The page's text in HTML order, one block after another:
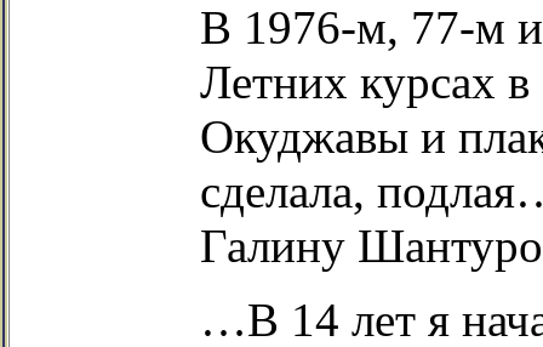
В 1976-м, 77-м и
Летних курсах
Окуджавы и
сделала,
Галину
…В 14 лет я